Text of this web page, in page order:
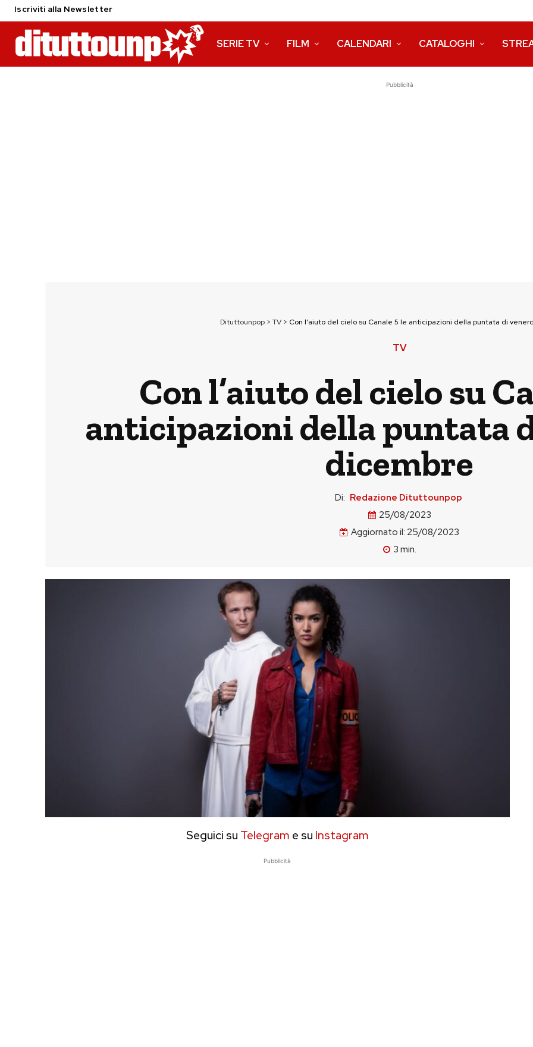
Iscriviti alla Newsletter
SERIE TV FILM CALENDARI CATALOGHI
Pubblicità
Dituttounpop> TV> Con l’aiuto del cielo su Canale 5 le anticipazioni della puntata di
TV
Con l’aiuto del cielo su
anticipazioni della puntata
dicembre
Di: Redazione Dituttounpop
25/08/2023
Aggiornato il: 25/08/2023
3 min.
Seguici su Telegram e su Instagram
Pubblicità